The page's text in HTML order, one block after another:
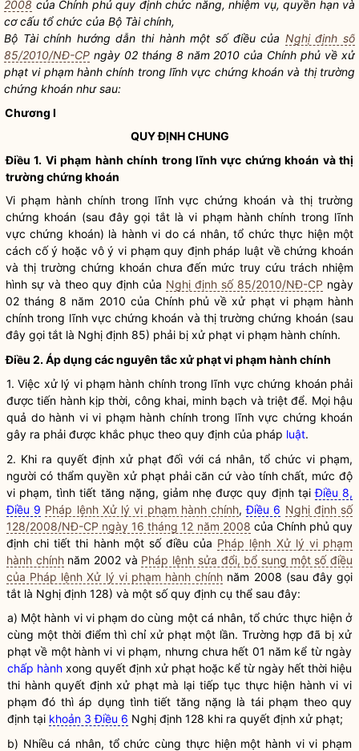
2008 của Chính phủ quy định chức năng, nhiệm vụ, quyền hạn và
cơ cấu tổ chức của Bộ Tài chính,
Bộ Tài chính hướng dẫn thi hành một số điều của Nghị định số
85/2010/NĐ-CP ngày 02 tháng 8 năm 2010 của Chính phủ về xử
phạt vi phạm hành chính trong lĩnh vực chứng khoán và thị trường
chứng khoán như sau:
Chương I
QUY ĐỊNH CHUNG
Điều 1. Vi phạm hành chính trong lĩnh vực chứng khoán và thị
trường chứng khoán
Vi phạm hành chính trong lĩnh vựcchứng khoán và thị trường
chứng khoán (sau đây gọi tắt là vi phạm hành chính trong lĩnh
vựcchứng khoán) là hành vi do cá nhân, tổ chức thực hiện một
cách cố ý hoặc vô ý vi phạm quy định pháp luật vềchứng khoán
và thị trường chứng khoánchưa đến mức truy cứu trách nhiệm
hình sự và theo quy định của Nghị định số 85/2010/NĐ-CP ngày
02 tháng 8 năm 2010 của Chính phủ về xử phạt vi phạm hành
chính trong lĩnh vựcchứng khoán và thị trườngchứng khoán(sau
đây gọi tắt là Nghị định 85) phải bị xử phạt vi phạm hành chính.
Điều 2. Áp dụng các nguyên tắc xử phạt vi phạm hành chính
1. Việc xử lý vi phạm hành chính trong lĩnh vựcchứng khoánphải
được tiến hành kịp thời, công khai, minh bạch và triệt để. Mọi hậu
quả do hành vi vi phạm hành chính trong lĩnh vực chứng khoán
gây ra phải được khắc phục theo quy định của pháp luật.
2. Khi ra quyết định xử phạt đối với cá nhân, tổ chức vi phạm,
người có thẩmquyền xử phạt phải căn cứ vào tính chất, mức độ
vi phạm, tình tiết tăng nặng, giảm nhẹ được quy định tạiĐiều 8,
Điều 9 Pháp lệnh Xử lý vi phạm hành chính,Điều 6 Nghị định số
128/2008/NĐ-CP ngày 16 tháng 12 năm 2008 của Chính phủ quy
định chi tiết thi hành một số điều của Pháp lệnh Xử lý vi phạm
hành chínhnăm 2002 và Pháp lệnh sửa đổi, bổ sung một số điều
của Pháp lệnh Xử lý vi phạm hành chính năm 2008 (sau đây gọi
tắt là Nghị định 128) và một số quy định cụ thể sau đây:
a) Một hành vi vi phạm do cùng một cá nhân, tổ chức thực hiện ở
cùng một thời điểm thì chỉ xử phạt một lần. Trường hợp đã bị xử
phạt về một hành vi vi phạm, nhưng chưa hết 01 năm kể từ ngày
chấp hành xong quyết định xử phạt hoặc kể từ ngày hết thời hiệu
thi hành quyết định xử phạt mà lại tiếp tục thực hiện hành vi vi
phạm đó thì áp dụng tình tiết tăng nặng là tái phạm theo quy
định tại khoản 3 Điều 6 Nghị định 128 khi ra quyết định xử phạt;
b) Nhiều cá nhân, tổ chức cùng thực hiện một hành vi vi phạm